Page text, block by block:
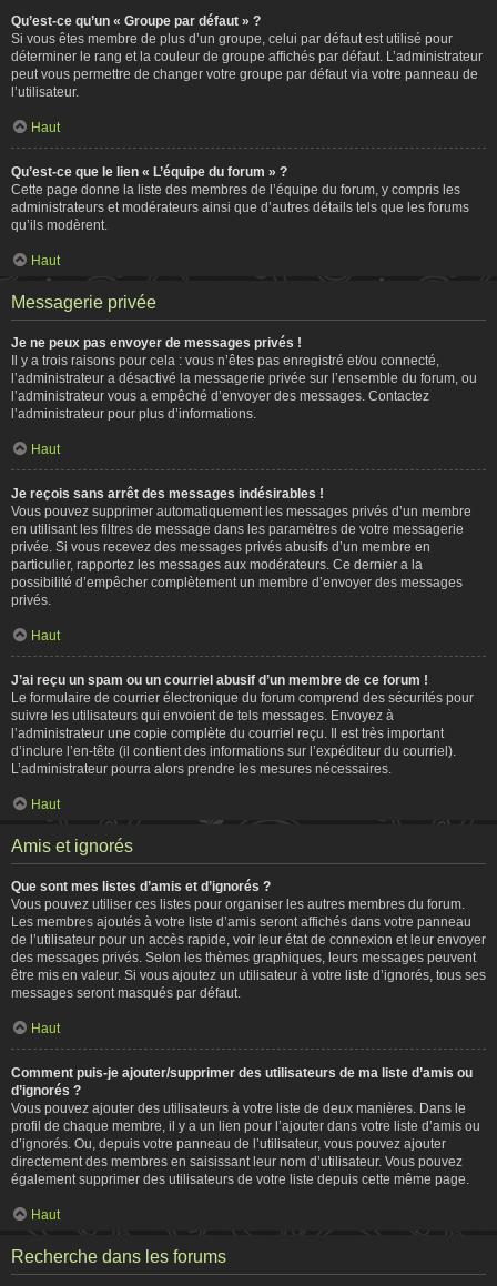
Qu’est-ce qu’un « Groupe par défaut » ?
Si vous êtes membre de plus d’un groupe, celui par défaut est utilisé pour
déterminer le rang et la couleur de groupe affichés par défaut. L’administrateur
peut vous permettre de changer votre groupe par défaut via votre panneau de
l’utilisateur.
Haut
Qu’est-ce que le lien « L’équipe du forum » ?
Cette page donne la liste des membres de l’équipe du forum, y compris les
administrateurs et modérateurs ainsi que d’autres détails tels que les forums
qu’ils modèrent.
Haut
Messagerie privée
Je ne peux pas envoyer de messages privés !
Il y a trois raisons pour cela : vous n’êtes pas enregistré et/ou connecté,
l’administrateur a désactivé la messagerie privée sur l’ensemble du forum, ou
l’administrateur vous a empêché d’envoyer des messages. Contactez
l’administrateur pour plus d’informations.
Haut
Je reçois sans arrêt des messages indésirables !
Vous pouvez supprimer automatiquement les messages privés d’un membre
en utilisant les filtres de message dans les paramètres de votre messagerie
privée. Si vous recevez des messages privés abusifs d’un membre en
particulier, rapportez les messages aux modérateurs. Ce dernier a la
possibilité d’empêcher complètement un membre d’envoyer des messages
privés.
Haut
J’ai reçu un spam ou un courriel abusif d’un membre de ce forum !
Le formulaire de courrier électronique du forum comprend des sécurités pour
suivre les utilisateurs qui envoient de tels messages. Envoyez à
l’administrateur une copie complète du courriel reçu. Il est très important
d’inclure l’en-tête (il contient des informations sur l’expéditeur du courriel).
L’administrateur pourra alors prendre les mesures nécessaires.
Haut
Amis et ignorés
Que sont mes listes d’amis et d’ignorés ?
Vous pouvez utiliser ces listes pour organiser les autres membres du forum.
Les membres ajoutés à votre liste d’amis seront affichés dans votre panneau
de l’utilisateur pour un accès rapide, voir leur état de connexion et leur envoyer
des messages privés. Selon les thèmes graphiques, leurs messages peuvent
être mis en valeur. Si vous ajoutez un utilisateur à votre liste d’ignorés, tous ses
messages seront masqués par défaut.
Haut
Comment puis-je ajouter/supprimer des utilisateurs de ma liste d’amis ou
d’ignorés ?
Vous pouvez ajouter des utilisateurs à votre liste de deux manières. Dans le
profil de chaque membre, il y a un lien pour l’ajouter dans votre liste d’amis ou
d’ignorés. Ou, depuis votre panneau de l’utilisateur, vous pouvez ajouter
directement des membres en saisissant leur nom d’utilisateur. Vous pouvez
également supprimer des utilisateurs de votre liste depuis cette même page.
Haut
Recherche dans les forums